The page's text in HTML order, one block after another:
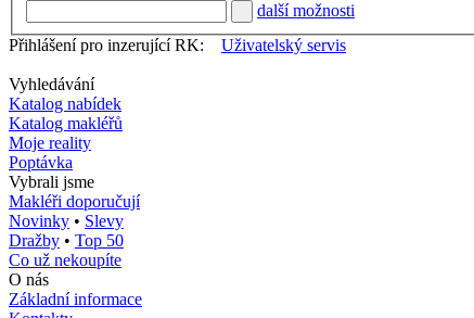
další možnosti
Přihlášení pro inzerující RK:
Uživatelský servis
Vyhledávání
Katalog nabídek
Katalog makléřů
Moje reality
Poptávka
Vybrali jsme
Makléři doporučují
Novinky • Slevy
Dražby • Top 50
Co už nekoupíte
O nás
Základní informace